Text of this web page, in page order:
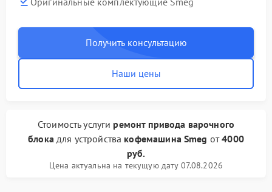
Получить консультацию
Наши цены
Стоимость услуги ремонт привода варочного
блокадля устройства кофемашина Smeg от4000
руб.
Цена актуальна на текущую дату 07.08.2026